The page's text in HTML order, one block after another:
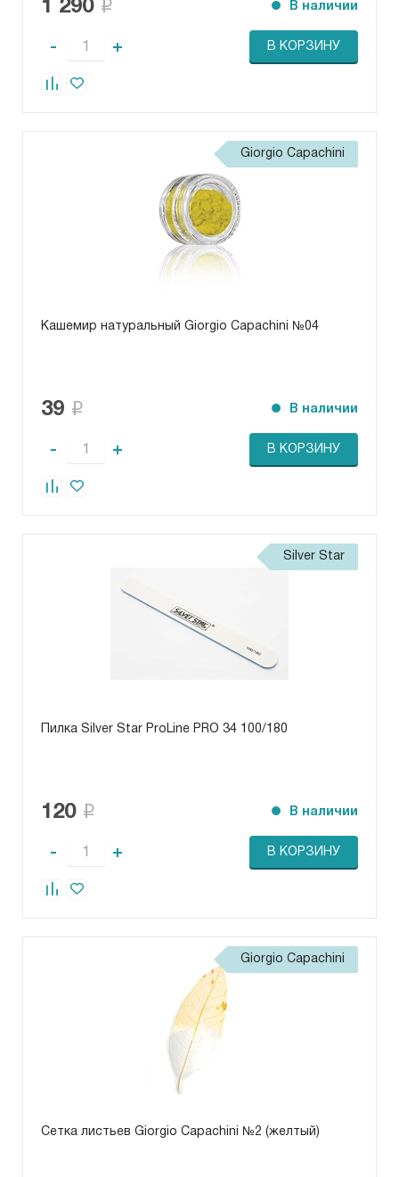
1 290 В наличии
- + В КОРЗИНУ
Giorgio Capachini
Кашемир натуральный Giorgio Capachini №04
39 В наличии
- + В КОРЗИНУ
Silver Star
Пилка Silver Star ProLine PRO 34 100/180
120 В наличии
- + В КОРЗИНУ
Giorgio Capachini
Сетка листьев Giorgio Capachini №2 (желтый)